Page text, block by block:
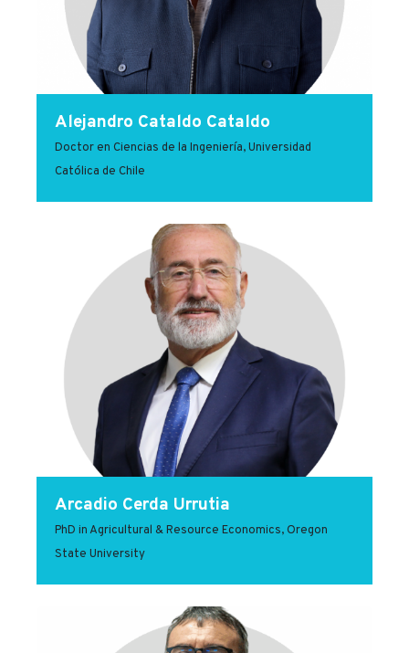
Alejandro Cataldo Cataldo
Doctor en Ciencias de la Ingeniería, Universidad
Católica de Chile
Arcadio Cerda Urrutia
PhD in Agricultural & Resource Economics, Oregon
State University